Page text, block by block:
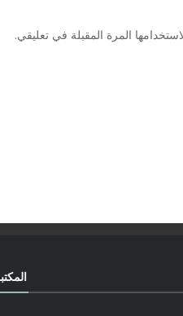
المرة المقبلة في تعليقي.